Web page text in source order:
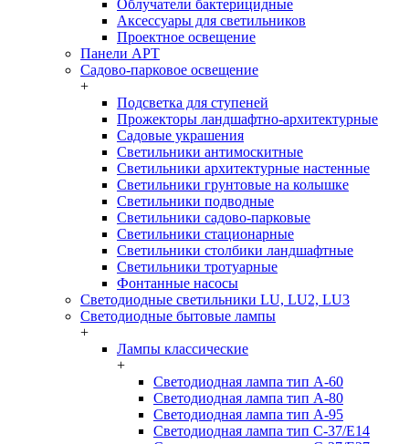
Облучатели бактерицидные
Аксессуары для светильников
Проектное освещение
Панели АРТ
Садово-парковое освещение
+
Подсветка для ступеней
Прожекторы ландшафтно-архитектурные
Садовые украшения
Светильники антимоскитные
Светильники архитектурные настенные
Светильники грунтовые на колышке
Светильники подводные
Светильники садово-парковые
Светильники стационарные
Светильники столбики ландшафтные
Светильники тротуарные
Фонтанные насосы
Светодиодные светильники LU, LU2, LU3
Светодиодные бытовые лампы
+
Лампы классические
+
Светодиодная лампа тип A-60
Светодиодная лампа тип A-80
Светодиодная лампа тип A-95
Светодиодная лампа тип C-37/Е14